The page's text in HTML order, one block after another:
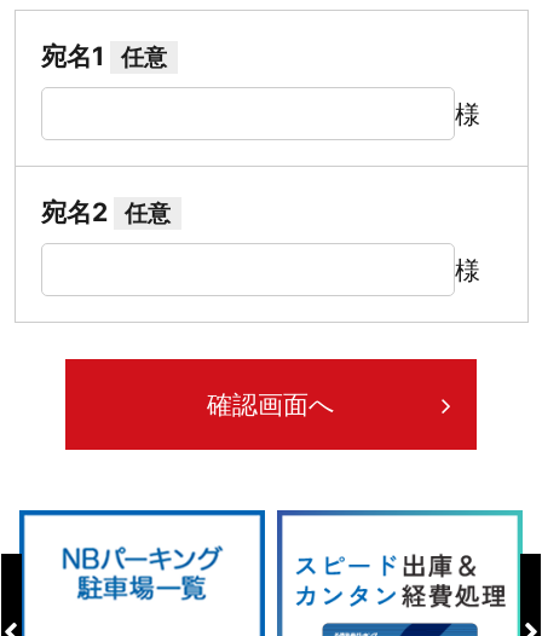
宛名1 任意
様
宛名2 任意
様